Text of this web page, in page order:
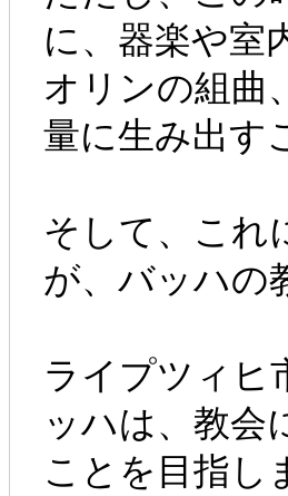
に、器楽や室
オリンの組曲
量に生み出す
そして、これ
が、バッハの
ライプツィヒ
ッハは、教会
ことを目指し